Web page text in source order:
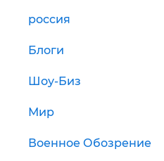
россия
Блоги
Шоу-Биз
Мир
Военное Обозрение